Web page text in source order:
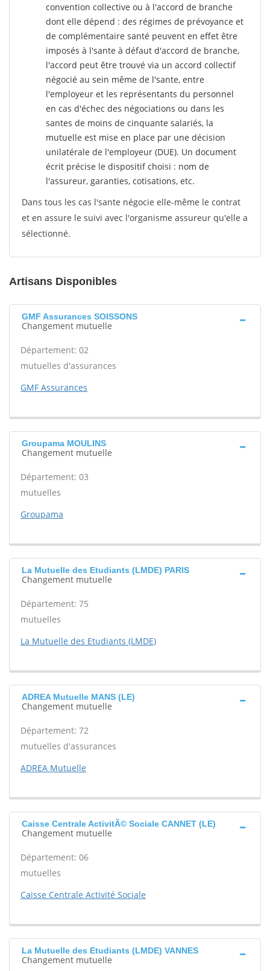
convention collective ou à l'accord de branche
dont elle dépend : des régimes de prévoyance et
de complémentaire santé peuvent en effet être
imposés à l'sante à défaut d'accord de branche,
l'accord peut être trouvé via un accord collectif
négocié au sein même de l'sante, entre
l'employeur et les représentants du personnel
en cas d'échec des négociations ou dans les
santes de moins de cinquante salariés, la
mutuelle est mise en place par une décision
unilatérale de l'employeur (DUE). Un document
écrit précise le dispositif choisi : nom de
l'assureur, garanties, cotisations, etc.
Dans tous les cas l'sante négocie elle-même le contrat
et en assure le suivi avec l'organisme assureur qu'elle a
sélectionné.
Artisans Disponibles
GMF Assurances SOISSONS
Changement mutuelle
Département: 02
mutuelles d'assurances
GMF Assurances
Groupama MOULINS
Changement mutuelle
Département: 03
mutuelles
Groupama
La Mutuelle des Etudiants (LMDE) PARIS
Changement mutuelle
Département: 75
mutuelles
La Mutuelle des Etudiants (LMDE)
ADREA Mutuelle MANS (LE)
Changement mutuelle
Département: 72
mutuelles d'assurances
ADREA Mutuelle
Caisse Centrale ActivitÃ© Sociale CANNET (LE)
Changement mutuelle
Département: 06
mutuelles
Caisse Centrale Activité Sociale
La Mutuelle des Etudiants (LMDE) VANNES
Changement mutuelle